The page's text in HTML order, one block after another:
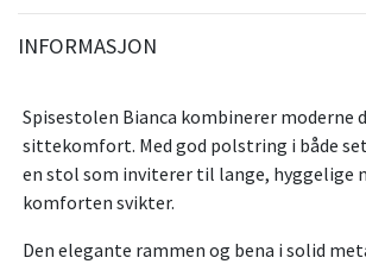
INFORMASJON
Spisestolen Bianca kombinerer moderne
sittekomfort. Med god polstring i både
en stol som inviterer til lange, hyggelige
komforten svikter.
Den elegante rammen og bena i solid